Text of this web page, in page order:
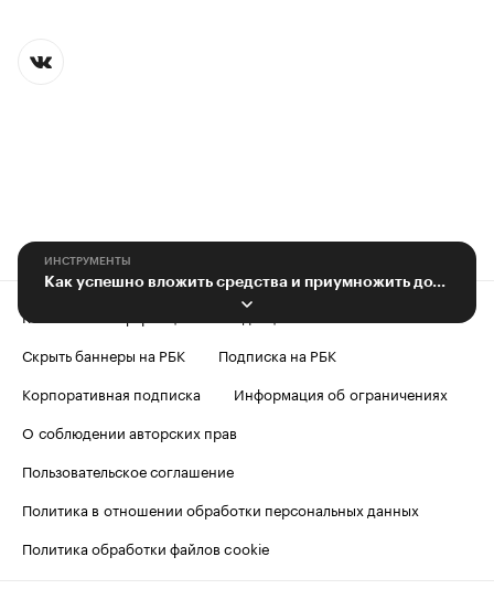
ИНСТРУМЕНТЫ
Как успешно вложить средства и приумножить доход в современных реалиях
Контактная информация
Редакция
Скрыть баннеры на РБК
Подписка на РБК
Корпоративная подписка
Информация об ограничениях
О соблюдении авторских прав
Пользовательское соглашение
Политика в отношении обработки персональных данных
Политика обработки файлов cookie